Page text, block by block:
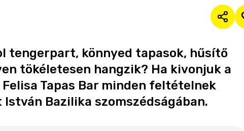
tengerpart, könnyed tapasok, hűsítő
tökéletesen hangzik? Ha kivonjuk a
Tapas Bar minden feltételnek
Bazilika szomszédságában.